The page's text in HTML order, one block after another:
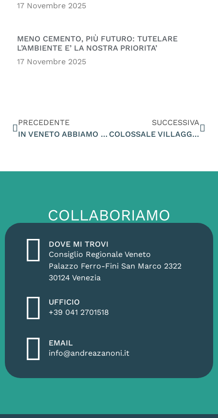
17 Novembre 2025
MENO CEMENTO, PIÙ FUTURO: TUTELARE
L’AMBIENTE E’ LA NOSTRA PRIORITA’
17 Novembre 2025
PRECEDENTE
IN VENETO ABBIAMO GROSSI PROBLEMI DI RANDAGISMO FELINO, SERVONO PIU’ STERILIZZAZIONI ALTRIMENTI IL FENOMENO SARA’ FUORI CONTROLLO
SUCCESSIVA
COLOSSALE VILLAGGIO TURISTICO ALLA FOCE DEL PIAVE, LA REGIONE FERMI QUESTO SCEMPIO
COLLABORIAMO
DOVE MI TROVI
Consiglio Regionale Veneto
Palazzo Ferro-Fini San Marco 2322
30124 Venezia
UFFICIO
+39 041 2701518
EMAIL
info@andreazanoni.it